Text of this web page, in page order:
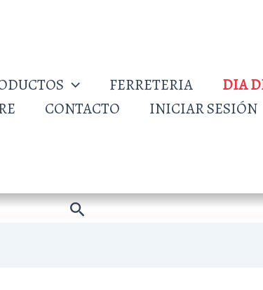
FERRETERIA DIA
CONTACTO INICIAR SESIÓN
Buscar